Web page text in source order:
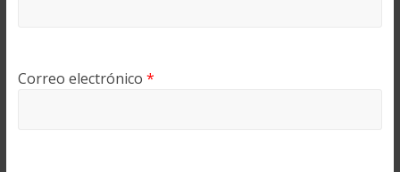
Correo electrónico *